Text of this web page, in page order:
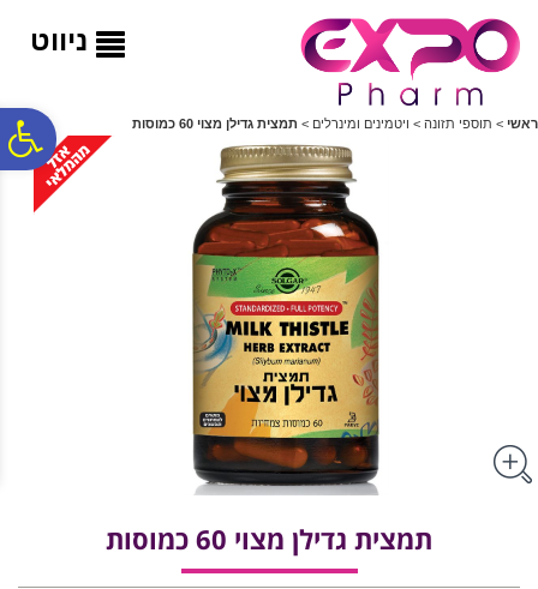
ניווט
ראשי > תוספי תזונה > ויטמינים ומינרלים > תמצית גדילן מצוי 60 כמוסות
תמצית גדילן מצוי 60 כמוסות